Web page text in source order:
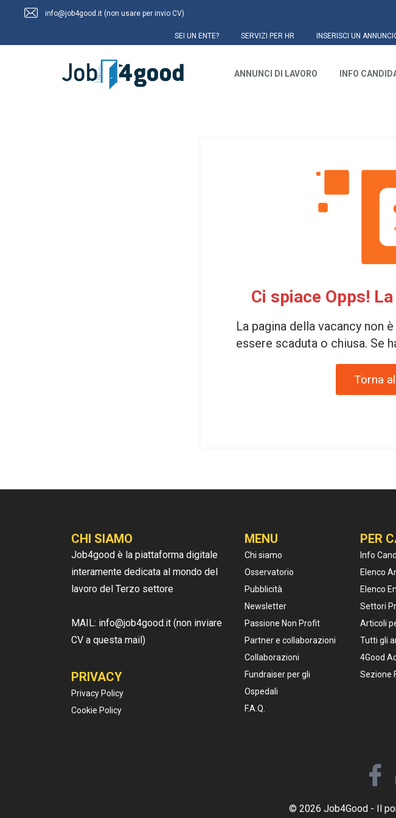
info@job4good.it (non usare per invio CV)
SEI UN ENTE? SERVIZI PER HR INSERISCI UN
ANNUNCI DI LAVORO INFO
Ci spiace Opps!
La pagina della vacancy non
essere scaduta o chiusa. Se
Torna
CHI SIAMO
Job4good è la piattaforma digitale
interamente dedicata al mondo del
lavoro del Terzo settore
MAIL: info@job4good.it (non inviare
CV a questa mail)
PRIVACY
Privacy Policy
Cookie Policy
MENU
Chi siamo
Osservatorio
Pubblicità
Newsletter
Passione Non Profit
Partner e collaborazioni
Collaborazioni
Fundraiser per gli
Ospedali
F.A.Q.
PER
Info
Elenco
Elenco
Settori
Articoli
Tutti gli
4Good
Sezione
© 2026 Job4Good - Il